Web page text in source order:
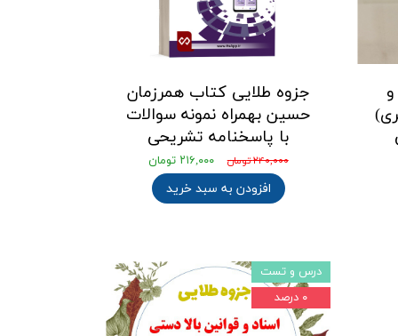
جزوه طلایی کتاب همرزمان
حسین بهمراه نمونه سوالات
با پاسخنامه تشریحی
۲۴۰,۰۰۰ تومان ۲۱۶,۰۰۰ تومان
افزودن به سبد خرید
درس و تست
۰ درصد